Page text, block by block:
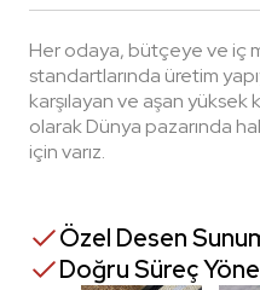
Her odaya, bütçeye ve iç
standartlarında üretim
karşılayan ve aşan
olarak Dünya pazarında
için varız.
Özel Desen
Doğru Süreç